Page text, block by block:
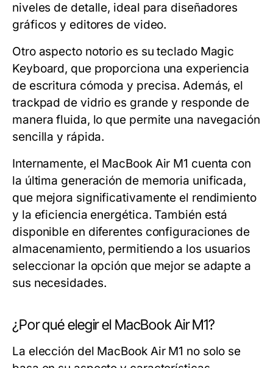
niveles de detalle, ideal para diseñadores
gráficos y editores de video.
Otro aspecto notorio es su teclado Magic
Keyboard, que proporciona una experiencia
de escritura cómoda y precisa. Además, el
trackpad de vidrio es grande y responde de
manera fluida, lo que permite una navegación
sencilla y rápida.
Internamente, el MacBook Air M1 cuenta con
la última generación de memoria unificada,
que mejora significativamente el rendimiento
y la eficiencia energética. También está
disponible en diferentes configuraciones de
almacenamiento, permitiendo a los usuarios
seleccionar la opción que mejor se adapte a
sus necesidades.
¿Por qué elegir el MacBook Air M1?
La elección del MacBook Air M1 no solo se